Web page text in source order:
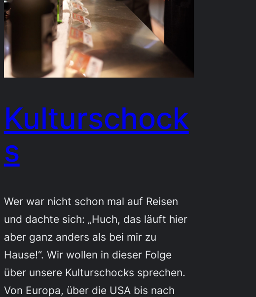
Kulturschock
s
Wer war nicht schon mal auf Reisen
und dachte sich: „Huch, das läuft hier
aber ganz anders als bei mir zu
Hause!“. Wir wollen in dieser Folge
über unsere Kulturschocks sprechen.
Von Europa, über die USA bis nach